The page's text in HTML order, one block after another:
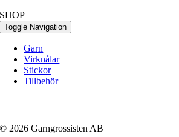
SHOP
Toggle Navigation
Garn
Virknålar
Stickor
Tillbehör
© 2026 Garngrossisten AB